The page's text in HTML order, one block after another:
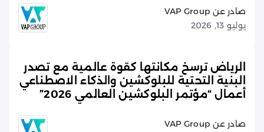
صادر عن VAP Group
يوليو 13, 2026
الرياض ترسخ مكانتها كقوة عالمية مع تصدر
البنية التحتية للبلوكشين والذكاء الاصطناعي
أعمال “مؤتمر البلوكشين العالمي 2026”
صادر عن VAP Group